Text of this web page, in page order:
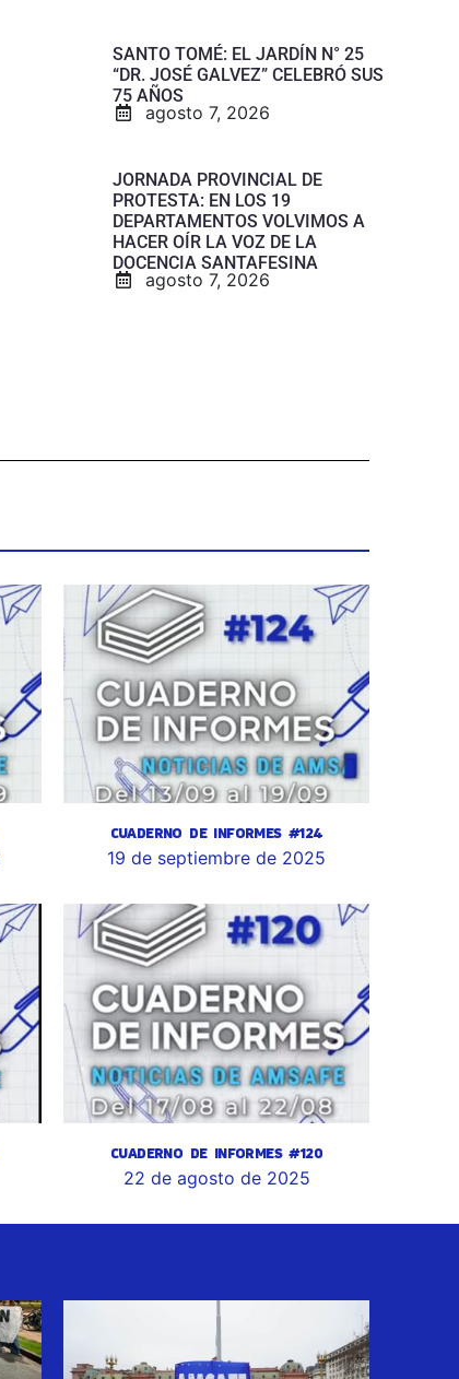
SANTO TOMÉ: EL JARDÍN N° 25
“DR. JOSÉ GALVEZ” CELEBRÓ SUS
75 AÑOS
agosto 7, 2026
JORNADA PROVINCIAL DE
PROTESTA: EN LOS 19
DEPARTAMENTOS VOLVIMOS A
HACER OÍR LA VOZ DE LA
DOCENCIA SANTAFESINA
agosto 7, 2026
CUADERNO DE INFORMES #124
19 de septiembre de 2025
CUADERNO DE INFORMES #120
22 de agosto de 2025